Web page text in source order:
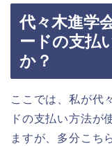
代々木進学
ードの支払
か？
ここでは、私が代
ドの支払い方法が
ますが、多分こち